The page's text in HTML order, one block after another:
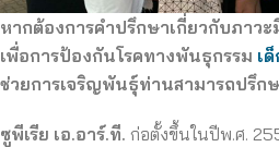
หากต้องการคำปรึกษาเกี่ยวกับภาวะ
เพื่อการป้องกันโรคทางพันธุกรรม เ
ช่วยการเจริญพันธุ์ท่านสามารถปรึกษ
ซูพีเรีย เอ.อาร์.ที. ก่อตั้งขึ้นในปีพ.ศ.